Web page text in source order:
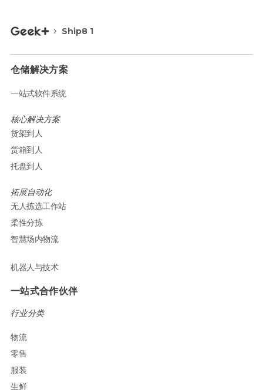
Ship8 1
仓储解决方案
一站式软件系统
核心解决方案
货架到人
货箱到人
托盘到人
拓展自动化
无人拣选工作站
柔性分拣
智慧场内物流
机器人与技术
一站式合作伙伴
行业分类
物流
零售
服装
生鲜